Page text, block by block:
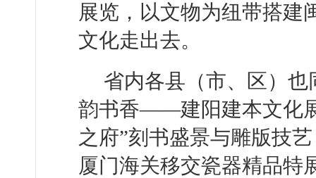
展览，以文物为纽带搭建
文化走出去。
省内各县（市、区）
韵书香——建阳建本文化
之府”刻书盛景与雕版技
厦门海关移交瓷器精品特